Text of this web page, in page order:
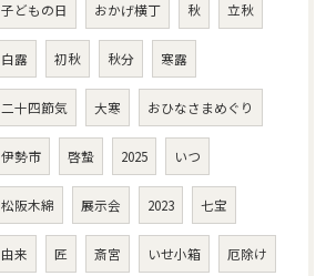
子どもの日 おかげ横丁 秋 立秋
白露 初秋 秋分 寒露
二十四節気 大寒 おひなさまめぐり
伊勢市 啓蟄 2025 いつ
松阪木綿 展示会 2023 七宝
由来 匠 斎宮 いせ小箱 厄除け